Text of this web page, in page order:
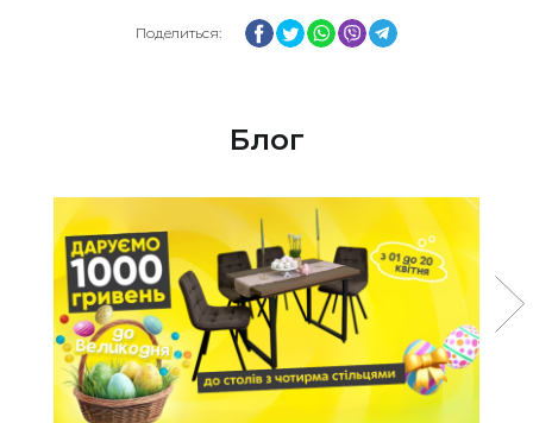
Поделиться: Facebook
TwitterWhatsApp
Viber
Блог